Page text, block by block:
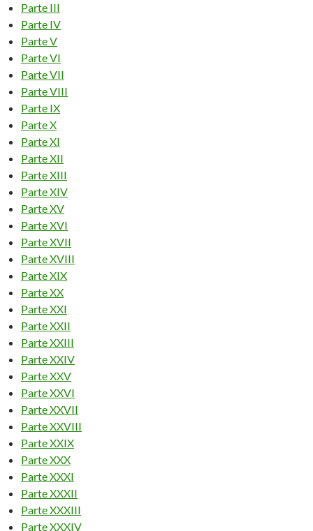
Parte III
Parte IV
Parte V
Parte VI
Parte VII
Parte VIII
Parte IX
Parte X
Parte XI
Parte XII
Parte XIII
Parte XIV
Parte XV
Parte XVI
Parte XVII
Parte XVIII
Parte XIX
Parte XX
Parte XXI
Parte XXII
Parte XXIII
Parte XXIV
Parte XXV
Parte XXVI
Parte XXVII
Parte XXVIII
Parte XXIX
Parte XXX
Parte XXXI
Parte XXXII
Parte XXXIII
Parte XXXIV